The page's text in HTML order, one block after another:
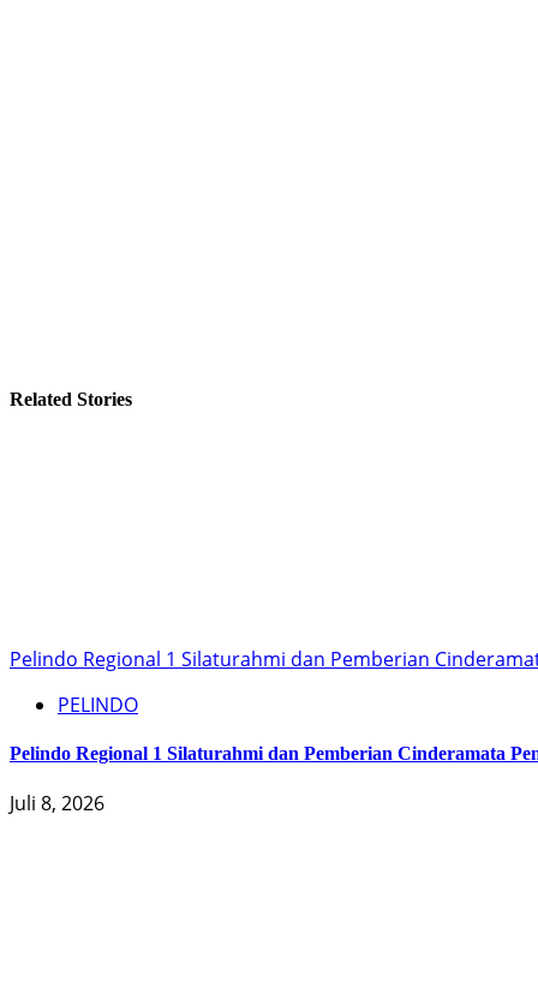
Related Stories
Pelindo Regional 1 Silaturahmi dan Pemberian
PELINDO
Pelindo Regional 1 Silaturahmi dan Pemberian Cinderamata
Juli 8, 2026